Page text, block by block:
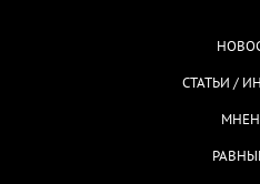
СТАТЬИ /